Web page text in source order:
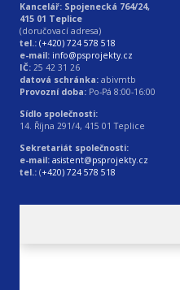
Kancelář: Spojenecká 764/24,
415 01 Teplice
(doručovací adresa)
tel.: (+420) 724 578 518
e-mail: info@psprojekty.cz
IČ: 25 42 31 26
datová schránka: abivmtb
Provozní doba: Po-Pá 8:00-16:00
Sídlo společnosti:
14. Října 291/4, 415 01 Teplice
Sekretariát společnosti:
e-mail: asistent@psprojekty.cz
tel.: (+420) 724 578 518